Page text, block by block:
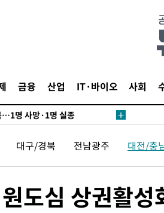
금융 산업 IT·바이오 사회
나스닥 1.3%↑
잠기고 담벼락 붕괴
, 닷새 만에 숨진 채 발견
…1명 사망·1명 실종
사과…쇄신의 기회로 삼겠다"
협회 "실망과 걱정 안겨드려 죄
나스닥 1.3%↑
대구/경북 전남광주 대전/충
도심 상권활성